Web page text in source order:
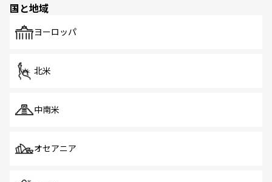
で、ホーカーズは地元の風情を楽しめる外せないスポット
国と地域
ヨーロッパ
北米
中南米
オセアニア